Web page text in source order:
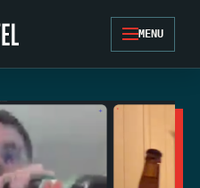
MENU